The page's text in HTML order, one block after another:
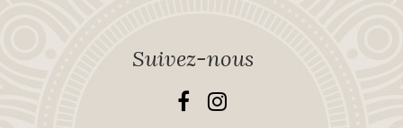
Suivez-nous